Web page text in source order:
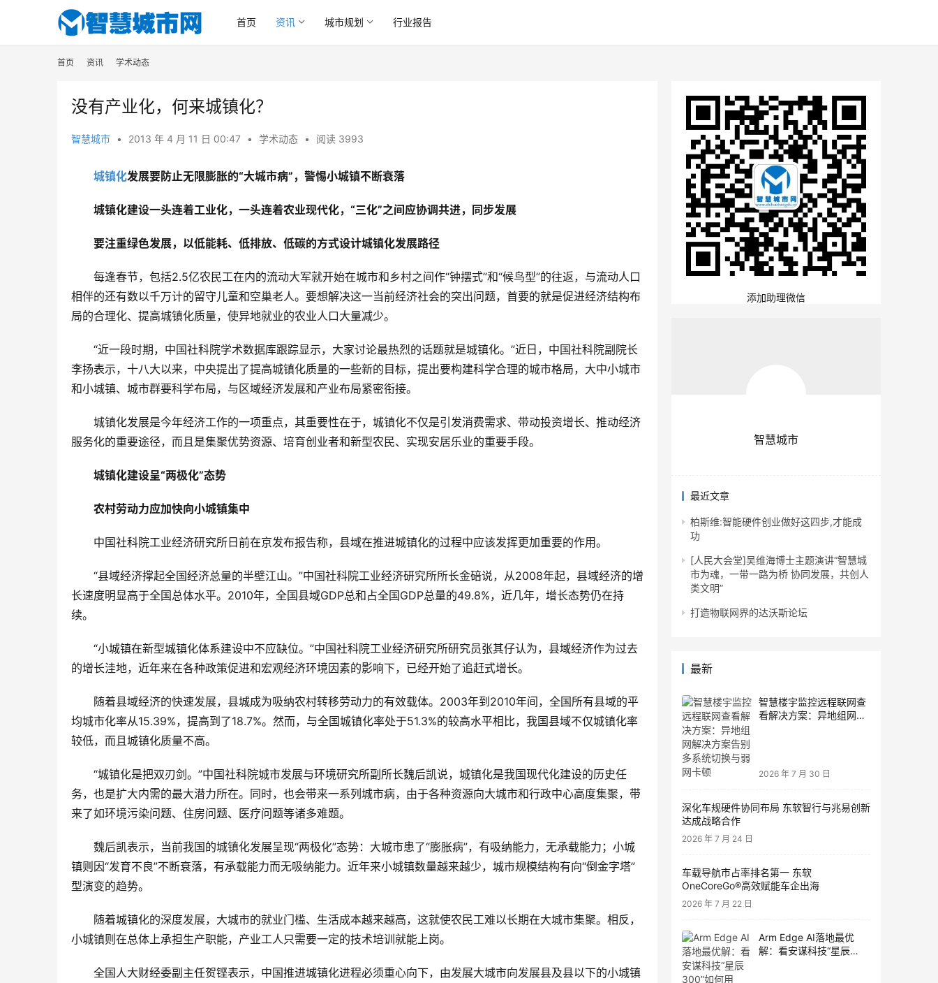
首页 资讯 城市规划 行业报告
首页 资讯 学术动态
没有产业化，何来城镇化？
智慧城市 • 2013 年 4 月 11 日 00:47 • 学术动态 • 阅读 3993
城镇化发展要防止无限膨胀的“大城市病”，警惕小城镇不断衰落
城镇化建设一头连着工业化，一头连着农业现代化，“三化”之间应协调共进，同步发展
要注重绿色发展，以低能耗、低排放、低碳的方式设计城镇化发展路径
每逢春节，包括2.5亿农民工在内的流动大军就开始在城市和乡村之间作“钟摆式”和“候鸟型”的往返，与流动人口
相伴的还有数以千万计的留守儿童和空巢老人。要想解决这一当前经济社会的突出问题，首要的就是促进经济结构布
局的合理化、提高城镇化质量，使异地就业的农业人口大量减少。
“近一段时期，中国社科院学术数据库跟踪显示，大家讨论最热烈的话题就是城镇化。”近日，中国社科院副院长
李扬表示，十八大以来，中央提出了提高城镇化质量的一些新的目标，提出要构建科学合理的城市格局，大中小城市
和小城镇、城市群要科学布局，与区域经济发展和产业布局紧密衔接。
城镇化发展是今年经济工作的一项重点，其重要性在于，城镇化不仅是引发消费需求、带动投资增长、推动经济
服务化的重要途径，而且是集聚优势资源、培育创业者和新型农民、实现安居乐业的重要手段。
城镇化建设呈“两极化”态势
农村劳动力应加快向小城镇集中
中国社科院工业经济研究所日前在京发布报告称，县域在推进城镇化的过程中应该发挥更加重要的作用。
“县域经济撑起全国经济总量的半壁江山。”中国社科院工业经济研究所所长金碚说，从2008年起，县域经济的增
长速度明显高于全国总体水平。2010年，全国县域GDP总和占全国GDP总量的49.8%，近几年，增长态势仍在持
续。
“小城镇在新型城镇化体系建设中不应缺位。”中国社科院工业经济研究所研究员张其仔认为，县域经济作为过去
的增长洼地，近年来在各种政策促进和宏观经济环境因素的影响下，已经开始了追赶式增长。
随着县域经济的快速发展，县城成为吸纳农村转移劳动力的有效载体。2003年到2010年间，全国所有县域的平
均城市化率从15.39%，提高到了18.7%。然而，与全国城镇化率处于51.3%的较高水平相比，我国县域不仅城镇化率
较低，而且城镇化质量不高。
“城镇化是把双刃剑。”中国社科院城市发展与环境研究所副所长魏后凯说，城镇化是我国现代化建设的历史任
务，也是扩大内需的最大潜力所在。同时，也会带来一系列城市病，由于各种资源向大城市和行政中心高度集聚，带
来了如环境污染问题、住房问题、医疗问题等诸多难题。
魏后凯表示，当前我国的城镇化发展呈现“两极化”态势：大城市患了“膨胀病”，有吸纳能力，无承载能力；小城
镇则因“发育不良”不断衰落，有承载能力而无吸纳能力。近年来小城镇数量越来越少，城市规模结构有向“倒金字塔”
型演变的趋势。
随着城镇化的深度发展，大城市的就业门槛、生活成本越来越高，这就使农民工难以长期在大城市集聚。相反，
小城镇则在总体上承担生产职能，产业工人只需要一定的技术培训就能上岗。
全国人大财经委副主任贺铿表示，中国推进城镇化进程必须重心向下，由发展大城市向发展县及县以下的小城镇
添加助理微信
智慧城市
最近文章
柏斯维:智能硬件创业做好这四步,才能成
功
[人民大会堂]吴维海博士主题演讲“智慧城
市为魂，一带一路为桥 协同发展，共创人
类文明”
打造物联网界的达沃斯论坛
最新
智慧楼宇监控远程联网查
看解决方案：异地组网解
2026 年 7 月 30 日
深化车规硬件协同布局 东软智行与兆易创新
达成战略合作
2026 年 7 月 24 日
车载导航市占率排名第一 东软
OneCoreGo®高效赋能车企出海
2026 年 7 月 22 日
Arm Edge AI落地最优
解：看安谋科技“星辰